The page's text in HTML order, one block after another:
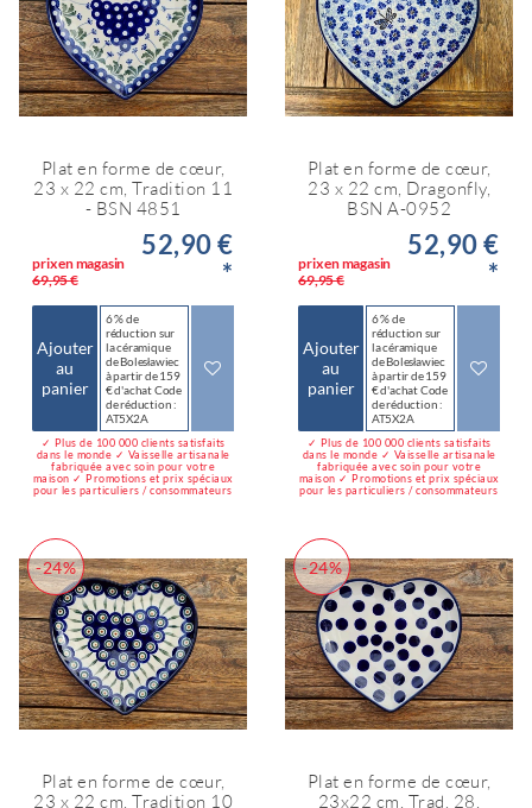
Plat en forme de cœur,
23 x 22 cm, Tradition 11
- BSN 4851
prix en magasin
69,95 €
52,90 €
*
Ajouter
au
panier
6 % de
réduction sur
la céramique
de Bolesławiec
à partir de 159
€ d'achat Code
de réduction :
AT5X2A
✓ Plus de 100 000 clients satisfaits
dans le monde ✓ Vaisselle artisanale
fabriquée avec soin pour votre
maison ✓ Promotions et prix spéciaux
pour les particuliers / consommateurs
Plat en forme de cœur,
23 x 22 cm, Dragonfly,
BSN A-0952
prix en magasin
69,95 €
52,90 €
*
Ajouter
au
panier
6 % de
réduction sur
la céramique
de Bolesławiec
à partir de 159
€ d'achat Code
de réduction :
AT5X2A
✓ Plus de 100 000 clients satisfaits
dans le monde ✓ Vaisselle artisanale
fabriquée avec soin pour votre
maison ✓ Promotions et prix spéciaux
pour les particuliers / consommateurs
-24%
Plat en forme de cœur,
23 x 22 cm, Tradition 10
-24%
Plat en forme de cœur,
23x22 cm, Trad. 28,